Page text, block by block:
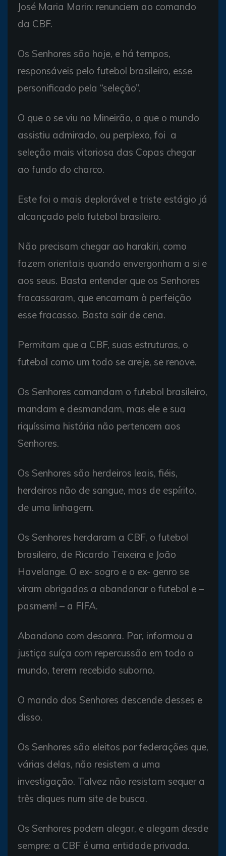
José Maria Marin: renunciem ao comando
da CBF.
Os Senhores são hoje, e há tempos,
responsáveis pelo futebol brasileiro, esse
personificado pela “seleção”.
O que o se viu no Mineirão, o que o mundo
assistiu admirado, ou perplexo, foi a
seleção mais vitoriosa das Copas chegar
ao fundo do charco.
Este foi o mais deplorável e triste estágio já
alcançado pelo futebol brasileiro.
Não precisam chegar ao harakiri, como
fazem orientais quando envergonham a si e
aos seus. Basta entender que os Senhores
fracassaram, que encarnam à perfeição
esse fracasso. Basta sair de cena.
Permitam que a CBF, suas estruturas, o
futebol como um todo se areje, se renove.
Os Senhores comandam o futebol brasileiro,
mandam e desmandam, mas ele e sua
riquíssima história não pertencem aos
Senhores.
Os Senhores são herdeiros leais, fiéis,
herdeiros não de sangue, mas de espírito,
de uma linhagem.
Os Senhores herdaram a CBF, o futebol
brasileiro, de Ricardo Teixeira e João
Havelange. O ex- sogro e o ex- genro se
viram obrigados a abandonar o futebol e –
pasmem! – a FIFA.
Abandono com desonra. Por, informou a
justiça suíça com repercussão em todo o
mundo, terem recebido suborno.
O mando dos Senhores descende desses e
disso.
Os Senhores são eleitos por federações que,
várias delas, não resistem a uma
investigação. Talvez não resistam sequer a
três cliques num site de busca.
Os Senhores podem alegar, e alegam desde
sempre: a CBF é uma entidade privada.